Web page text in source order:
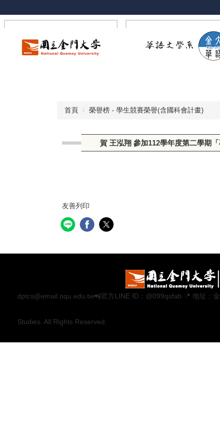
到
主
首頁 榮譽榜 - 學生競賽榮譽(含國科會計畫)
賀 王泓翔 參加112學年度第二學期
友善列印
dptcs@email.nqu.edu.tw📲官方LINE ID：@099qsfab 📍 地址：
Studies. All Rights Reserved.